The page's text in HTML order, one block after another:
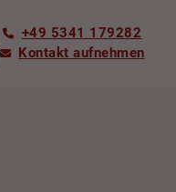
+49 5341 179282
Kontakt aufnehmen